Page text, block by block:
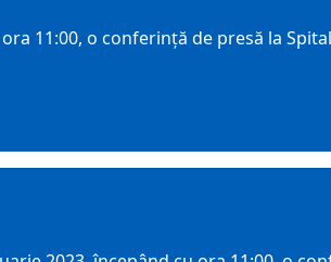
11:00, o conferință de presă la